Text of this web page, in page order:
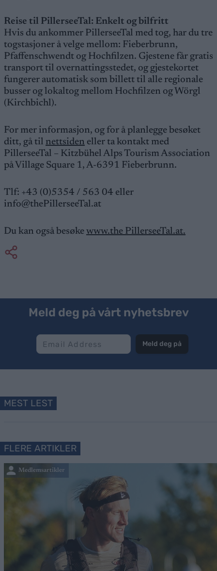
Reise til PillerseeTal: Enkelt og bilfritt
Hvis du ankommer PillerseeTal med tog, har du tre
togstasjoner å velge mellom: Fieberbrunn,
Pfaffenschwendt og Hochfilzen. Gjestene får gratis
transport til overnattingsstedet, og gjestekortet
fungerer automatisk som billett til alle regionale
busser og lokaltog mellom Hochfilzen og Wörgl
(Kirchbichl).
For mer informasjon, og for å planlegge besøket
ditt, gå til nettsiden eller ta kontakt med
PillerseeTal – Kitzbühel Alps Tourism Association
på Village Square 1, A-6391 Fieberbrunn.
Tlf: +43 (0)5354 / 563 04 eller
info@thePillerseeTal.at
Du kan også besøke www.the PillerseeTal.at.
Meld deg på vårt nyhetsbrev
Meld deg på
MEST LEST
FLERE ARTIKLER
Medlemsartikler